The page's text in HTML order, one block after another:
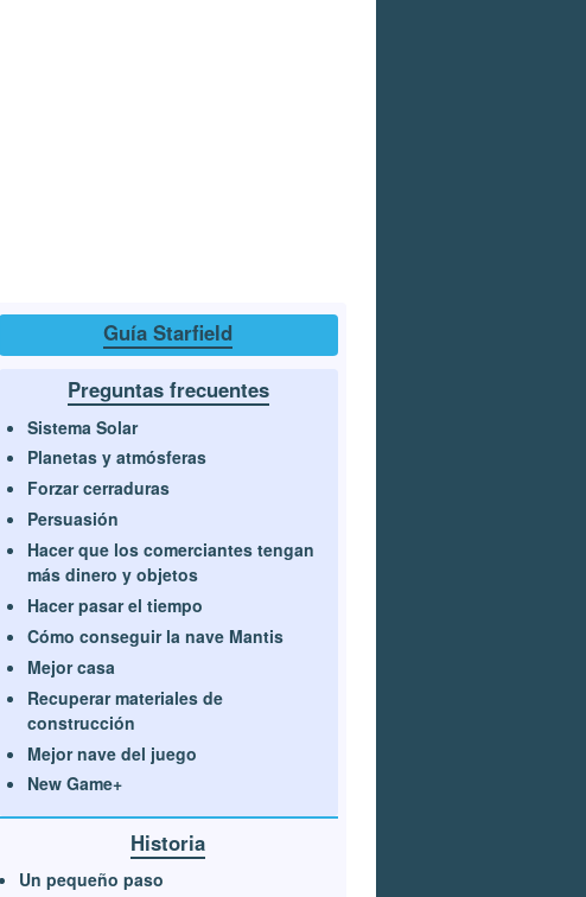
Guía Starfield
Preguntas frecuentes
Sistema Solar
Planetas y atmósferas
Forzar cerraduras
Persuasión
Hacer que los comerciantes tengan
más dinero y objetos
Hacer pasar el tiempo
Cómo conseguir la nave Mantis
Mejor casa
Recuperar materiales de
construcción
Mejor nave del juego
New Game+
Historia
Un pequeño paso